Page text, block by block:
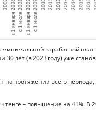
заработной
30 лет (в 2023 году) уже
на протяжении всего
тенге – повышение на 41%. В